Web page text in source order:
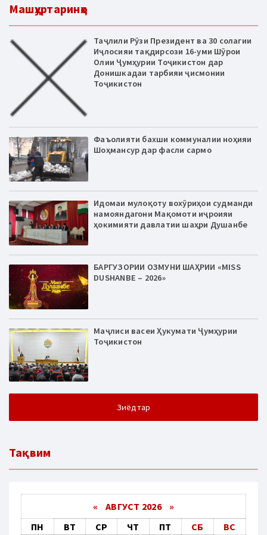
Машҳуртаринҳо
Таҷлили Рӯзи Президент ва 30 солагии
Иҷлосияи тақдирсози 16-уми Шӯрои
Олии Ҷумҳурии Тоҷикистон дар
Донишкадаи тарбияи ҷисмонии
Тоҷикистон
Фаъолияти бахши коммуналии ноҳияи
Шоҳмансур дар фасли сармо
Идомаи мулоқоту вохӯриҳои судманди
намояндагони Мақомоти иҷроияи
ҳокимияти давлатии шаҳри Душанбе
БАРГУЗОРИИ ОЗМУНИ ШАҲРИИ «MISS
DUSHANBE – 2026»
Маҷлиси васеи Ҳукумати Ҷумҳурии
Тоҷикистон
Зиёдтар
Тақвим
« АВГУСТ 2026 »
ПН
ВТ СР ЧТ ПТ СБ
ВС